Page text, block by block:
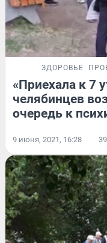
ЗДОРОВЬЕ
«Приехала к 7
челябинцев
очередь к
9 июня, 2021, 16:28